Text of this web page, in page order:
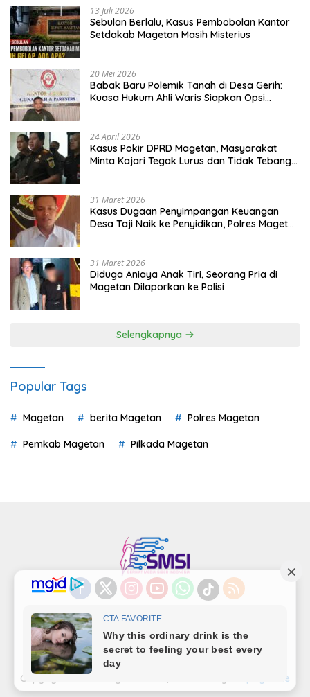
13 Juli 2026
Sebulan Berlalu, Kasus Pembobolan Kantor
Setdakab Magetan Masih Misterius
20 Mei 2026
Babak Baru Polemik Tanah di Desa Gerih:
Kuasa Hukum Ahli Waris Siapkan Opsi
24 April 2026
Kasus Pokir DPRD Magetan, Masyarakat
Minta Kajari Tegak Lurus dan Tidak Tebang
31 Maret 2026
Kasus Dugaan Penyimpangan Keuangan
Desa Taji Naik ke Penyidikan, Polres Magetan
31 Maret 2026
Diduga Aniaya Anak Tiri, Seorang Pria di
Magetan Dilaporkan ke Polisi
Selengkapnya
Popular Tags
Magetan berita Magetan Polres Magetan
Pemkab Magetan Pilkada Magetan
Indeks Kode Etik Privacy Policy
Redaksi
Disclaimer
Pedoman Media Siber
Kode Perilaku Perusahaan Pers
Copyright©LensaMagetan.com | Powered By
seopage.one